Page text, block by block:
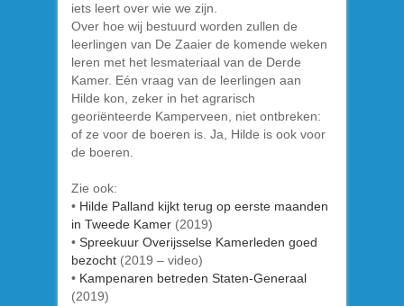
iets leert over wie we zijn.
Over hoe wij bestuurd worden zullen de
leerlingen van De Zaaier de komende weken
leren met het lesmateriaal van de Derde
Kamer. Eén vraag van de leerlingen aan
Hilde kon, zeker in het agrarisch
georiënteerde Kamperveen, niet ontbreken:
of ze voor de boeren is. Ja, Hilde is ook voor
de boeren.
Zie ook:
• Hilde Palland kijkt terug op eerste maanden
in Tweede Kamer (2019)
• Spreekuur Overijsselse Kamerleden goed
bezocht (2019 – video)
• Kampenaren betreden Staten-Generaal
(2019)